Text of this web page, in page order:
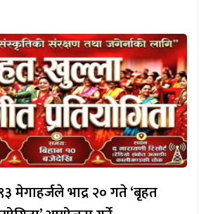
मेगाहर्जले भाद्र २० गते ‘बृहत